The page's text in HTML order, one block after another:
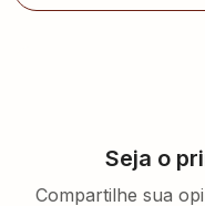
Seja o
Compartilhe sua